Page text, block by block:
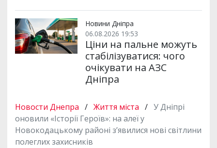
Новини Дніпра
06.08.2026 19:53
Ціни на пальне можуть
стабілізуватися: чого
очікувати на АЗС
Дніпра
Новости Днепра / Життя міста / У Дніпрі
оновили «Історії Героїв»: на алеї у
Новокодацькому районі з’явилися нові світлини
полеглих захисників